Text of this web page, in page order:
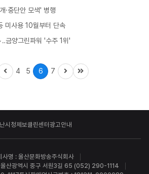
·중단안 모색' 병행
미사용 10월부터 단속
금양그린파워 '수주 1위'
4 5 6 7
난시청제보클린센터광고안내
사명 : 울산문화방송주식회사
산광역시 중구 서원3길 65 (052) 290-1114